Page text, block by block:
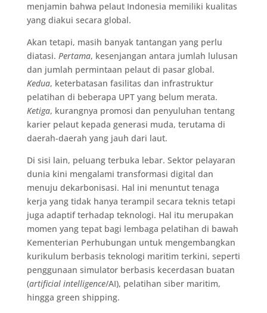
menjamin bahwa pelaut Indonesia memiliki kualitas
yang diakui secara global.
Akan tetapi, masih banyak tantangan yang perlu
diatasi. Pertama, kesenjangan antara jumlah lulusan
dan jumlah permintaan pelaut di pasar global.
Kedua, keterbatasan fasilitas dan infrastruktur
pelatihan di beberapa UPT yang belum merata.
Ketiga, kurangnya promosi dan penyuluhan tentang
karier pelaut kepada generasi muda, terutama di
daerah-daerah yang jauh dari laut.
Di sisi lain, peluang terbuka lebar. Sektor pelayaran
dunia kini mengalami transformasi digital dan
menuju dekarbonisasi. Hal ini menuntut tenaga
kerja yang tidak hanya terampil secara teknis tetapi
juga adaptif terhadap teknologi. Hal itu merupakan
momen yang tepat bagi lembaga pelatihan di bawah
Kementerian Perhubungan untuk mengembangkan
kurikulum berbasis teknologi maritim terkini, seperti
penggunaan simulator berbasis kecerdasan buatan
(artificial intelligence/AI), pelatihan siber maritim,
hingga green shipping.